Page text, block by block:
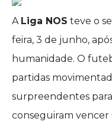
A Liga NOS teve o
feira, 3 de junho,
humanidade. O
partidas
surpreendentes
conseguiram vencer